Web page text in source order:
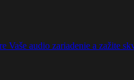
Vaše audio zariadenie a zažite